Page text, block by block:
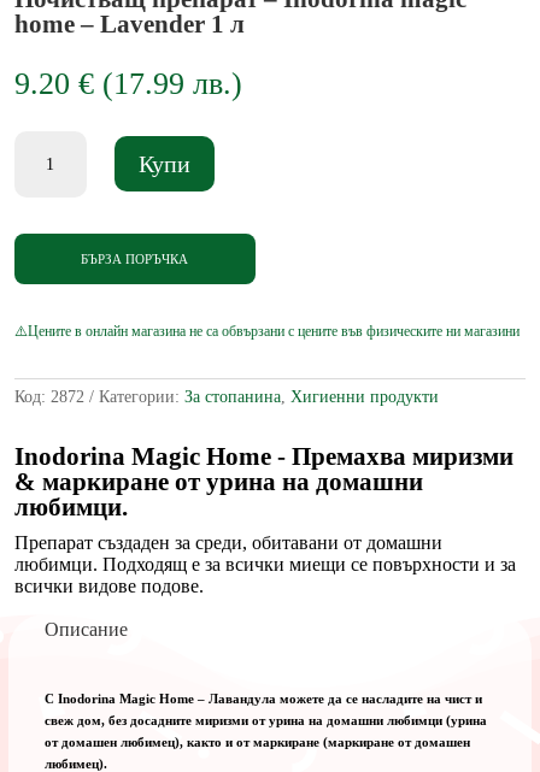
home – Lavender 1 л
9.20 € (17.99 лв.)
Lavender
л
Купи
БЪРЗА ПОРЪЧКА
Код: 2872 Категории: За стопанина, Хигиенни продукти
Inodorina Magic Home - Премахва миризми
& маркиране от урина на домашни
любимци.
Препарат създаден за среди, обитавани от домашни
любимци. Подходящ е за всички миещи се повърхности и за
всички видове подове.
Описание
С Inodorina Magic Home – Лавандула можете да се насладите на чист и
свеж дом, без досадните миризми от урина на домашни любимци (урина
от домашен любимец), както и от маркиране (маркиране от домашен
любимец).